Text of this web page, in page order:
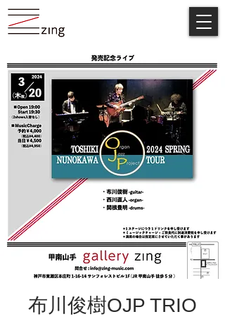
布川俊樹OJP TRIO